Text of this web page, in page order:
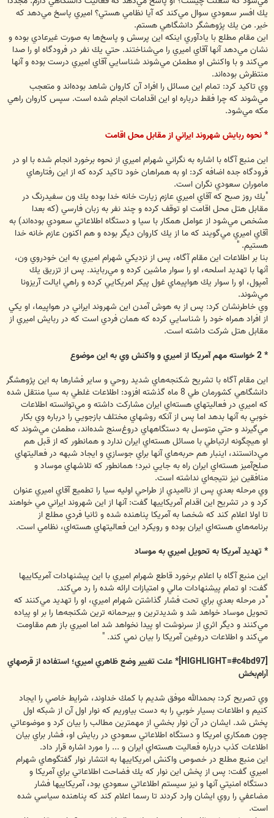
يك افسر سعودي سوال مي‌كند كه آيا نظامي هستي؟ اميري پاسخ مي‌دهد كه
خير. من يك پژوهشگر دانشگاهي هستم.
اين مقام مطلع با يادآوري اينكه اين پرسش و پاسخ‌ها به صورت غيرعادي بوده و
نشان مي‌دهد آنها آقاي اميري را مي‌شناختند. حتي يك نفر در فرودگاه او را صدا
مي‌كند و با واكنش او مطمئن مي‌شوند شناسايي آقاي اميري درست بوده و آنها
منتظرش بوده‌اند.
وي تاكيد كرد: تمام اين مسائل را افراد آن كاروان شاهد بوده‌اند و متعجب
مي‌شوند كه چرا فقط درباره او اين اقدامات انجام شده است. سپس كاروان راهي
مكه مي‌شود.
* نحوه ربايش شهروند ايراني از مقابل محل اقامت
اين منبع آگاه با اشاره به نگراني شهرام اميري از نحوه برخورد انجام شده با او در
فرودگاه جده اضافه كرد: او به همراهان خود تاكيد كرده كه از اين رفتارهاي
ماموران سعودي نگران است.
"يك روز صبح كه آقاي اميري عازم زيارت خانه خدا بوده يك ون سفيدرنگ در
مقابل هتل محل اقامت او توقف كرده و چند نفر به زبان فارسي (كه بعدا
مشخص مي‌شود از عوامل همكار با سيا و دستگاه اطلاعاتي سعودي بوده‌اند) به
آقاي اميري مي‌گويند كه ما از يك كاروان ديگر بوده و هم اكنون عازم خانه خدا
هستيم. "
بنا بر اطلاعات اين مقام آگاه، پس از نزديكي شهرام اميري به اين خودروي ون،
آنها با تهديد اسلحه، او را سوار ماشين كرده و مي‌ربايند. پس از تزريق يك
آمپول، او را سوار يك هواپيماي غول پيكر امريكايي كرده و راهي ايالت آريزونا
مي‌شوند.
وي خاطرنشان كرد: پس از به هوش آمدن اين شهروند ايراني در هواپيما، او يكي
از افراد همراه خود را شناسايي كرده كه همان فردي است كه در ربايش اميري از
مقابل هتل شركت داشته است.
* 2 خواسته مهم آمريكا از اميري و واكنش وي به اين موضوع
اين مقام آگاه با تشريح شكنجه‌هاي شديد روحي و ساير فشارها به اين پژوهشگر
دانشگاهي كشورمان طي 8 ماه گذشته افزود: اطلاعات غلطي به سيا منتقل شده
كه اميري در فعاليتهاي هسته‌اي ايران مشاركت داشته و مي‌توانسته اطلاعات
خوبي به آنها بدهد اما پس از آنكه روشهاي مختلف بازجويي را درباره وي بكار
مي‌گيرند و حتي متوسل به دستگاههاي دروغ‌سنج شده‌اند، مطمئن مي‌شوند كه
او هيچگونه ارتباطي با مسائل هسته‌اي ايران ندارد و همانطور كه از قبل هم
مي‌دانستند، اينبار هم حربه‌هاي آنها براي جوسازي و ايجاد شبهه در فعاليتهاي
صلح‌آميز هسته‌اي ايران راه به جايي نبرد؛ همانطور كه تلاشهاي موساد و
منافقين نيز نتيجه‌اي نداشته است.
وي مرحله بعدي پس از نااميدي از طراحي اوليه سيا را تطميع آقاي اميري عنوان
كرد و در تشريح اين اقدام آمريكاييها گفت: آنها از اين شهروند ايراني مي خواهند
تا اولا اعلام كند كه شخصا به آمريكا پناهنده شده و ثانيا فردي مطلع از
برنامه‌هاي هسته‌اي ايران بوده و رويكرد اين فعاليتهاي هسته‌اي، نظامي است.
* تهديد آمريكا به تحويل اميري به موساد
اين منبع آگاه با اعلام برخورد قاطع شهرام اميري با اين پيشنهادات آمريكاييها
گفت: او تمام پيشنهادات مالي و امتيازات ارائه شده را رد مي‌كند.
"در مرحله بعدي براي تحت فشار گذاشتن شهرام اميري، او را تهديد مي‌كنند كه
تحويل موساد خواهد شد و شديدترين و بيرحمانه ترين شكنجه‌ها را بر او پياده
مي‌كنند و ديگر اثري از سرنوشت او پيدا نخواهد شد اما اميري باز هم مقاومت
مي‌كند و اطلاعات دروغين آمريكا را بيان نمي كند. "
[HIGHLIGHT=#c4bd97]* علت تغيير وضع ظاهري اميري؛ استفاده از قرصهاي
آرام‌بخش
وي تصريح كرد: بحمدالله موفق شديم با كمك خداوند، شرايط خاصي را ايجاد
كنيم و اطلاعات بسيار خوبي را به دست بياوريم كه نوار اول آن از شبكه اول
پخش شد. ايشان در آن نوار بخشي از مهمترين مطالب را بيان كرد و موضوعاتي
چون همكاري امريكا و دستگاه اطلاعاتي سعودي در ربايش او، فشار براي بيان
اطلاعات كذب درباره فعاليت هسته‌اي ايران و ... را مورد اشاره قرار داد.
اين منبع مطلع در خصوص واكنش امريكاييها به انتشار نوار گفتگوهاي شهرام
اميري گفت: پس از پخش اين نوار كه يك فضاحت اطلاعاتي براي آمريكا و
دستگاه امنيتي آنها و نيز سيستم اطلاعاتي سعودي بود، آمريكاييها فشار
مضاعفي را روي ايشان وارد كردند تا رسما اعلام كند كه پناهنده سياسي شده‌
است.